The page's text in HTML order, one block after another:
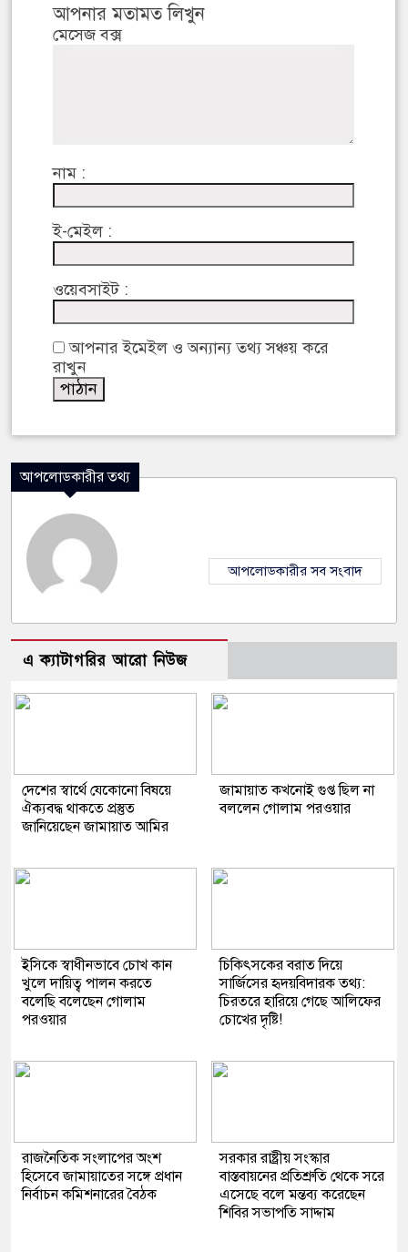
আপনার মতামত লিখুন
মেসেজ বক্স
নাম :
ই-মেইল :
ওয়েবসাইট :
আপনার ইমেইল ও অন্যান্য তথ্য সঞ্চয় করে
রাখুন
আপলোডকারীর তথ্য
আপলোডকারীর সব সংবাদ
এ ক্যাটাগরির আরো নিউজ
দেশের স্বার্থে যেকোনো বিষয়ে
ঐক্যবদ্ধ থাকতে প্রস্তুত
জানিয়েছেন জামায়াত আমির
জামায়াত কখনোই গুপ্ত ছিল না
বললেন গোলাম পরওয়ার
ইসিকে স্বাধীনভাবে চোখ কান
খুলে দায়িত্ব পালন করতে
বলেছি বলেছেন গোলাম
পরওয়ার
চিকিৎসকের বরাত দিয়ে
সার্জিসের হৃদয়বিদারক তথ্য:
চিরতরে হারিয়ে গেছে আলিফের
চোখের দৃষ্টি!
রাজনৈতিক সংলাপের অংশ
হিসেবে জামায়াতের সঙ্গে প্রধান
নির্বাচন কমিশনারের বৈঠক
সরকার রাষ্ট্রীয় সংস্কার
বাস্তবায়নের প্রতিশ্রুতি থেকে সরে
এসেছে বলে মন্তব্য করেছেন
শিবির সভাপতি সাদ্দাম